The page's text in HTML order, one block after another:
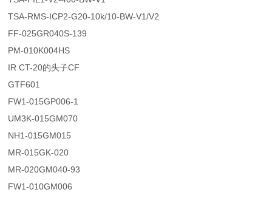
TSA-RMS-ICP2-G20-10k/10-BW-V1/V2
FF-025GR040S-139
PM-010K004HS
IR CT-20的头子CF
GTF601
FW1-015GP006-1
UM3K-015GM070
NH1-015GM015
MR-015GK-020
MR-020GM040-93
FW1-010GM006